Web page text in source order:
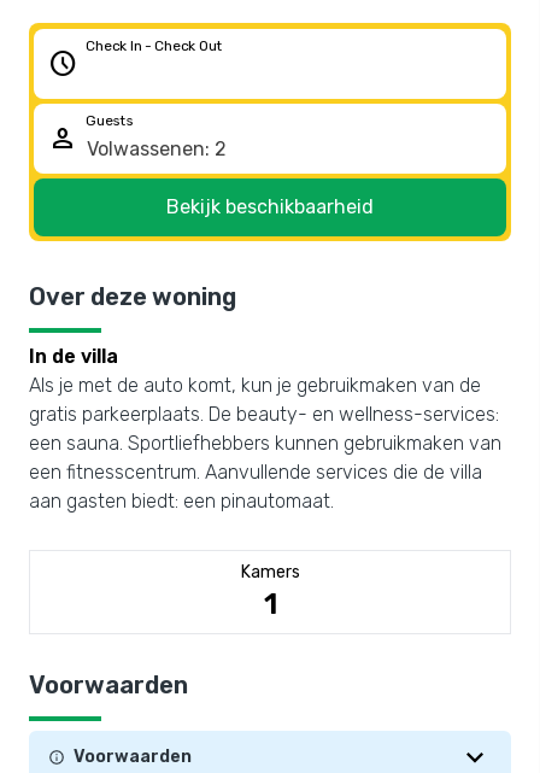
schedule
Check In - Check Out
person
Guests
Bekijk beschikbaarheid
Over deze woning
In de villa
Als je met de auto komt, kun je gebruikmaken van de
gratis parkeerplaats. De beauty- en wellness-services:
een sauna. Sportliefhebbers kunnen gebruikmaken van
een fitnesscentrum. Aanvullende services die de villa
aan gasten biedt: een pinautomaat.
Kamers
1
Voorwaarden
Voorwaarden